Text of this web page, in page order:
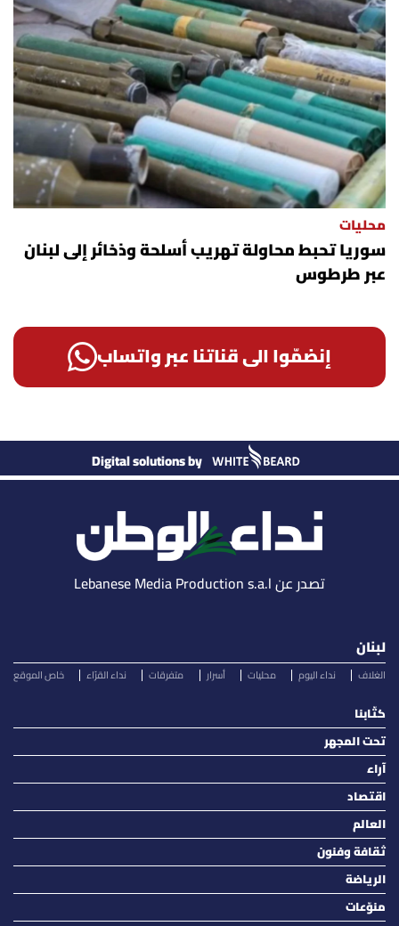
محليات
سوريا تحبط محاولة تهريب أسلحة وذخائر إلى لبنان
عبر طرطوس
إنضمّوا الى قناتنا عبر واتساب
Digital solutions by
تصدر عن Lebanese Media Production s.a.l
لبنان
الغلاف نداء اليوم محليات أسرار متفرقات نداء القرّاء خاص الموقع
كتّابنا
تحت المجهر
آراء
اقتصاد
العالم
ثقافة وفنون
الرياضة
منوّعات